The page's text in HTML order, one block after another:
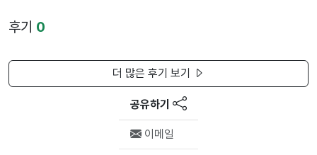
후기 0
더 많은 후기 보기
공유하기
이메일